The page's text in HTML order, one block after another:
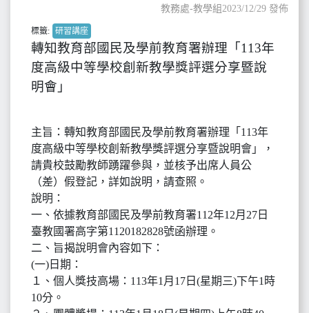
教務處-教學組2023/12/29 發佈
標籤: 研習講座
轉知教育部國民及學前教育署辦理「113年
度高級中等學校創新教學獎評選分享暨說
明會」
主旨：轉知教育部國民及學前教育署辦理「113年
度高級中等學校創新教學獎評選分享暨說明會」，
請貴校鼓勵教師踴躍參與，並核予出席人員公
（差）假登記，詳如說明，請查照。
說明：
一、依據教育部國民及學前教育署112年12月27日
臺教國署高字第1120182828號函辦理。
二、旨揭說明會內容如下：
(一)日期：
１、個人獎技高場：113年1月17日(星期三)下午1時
10分。